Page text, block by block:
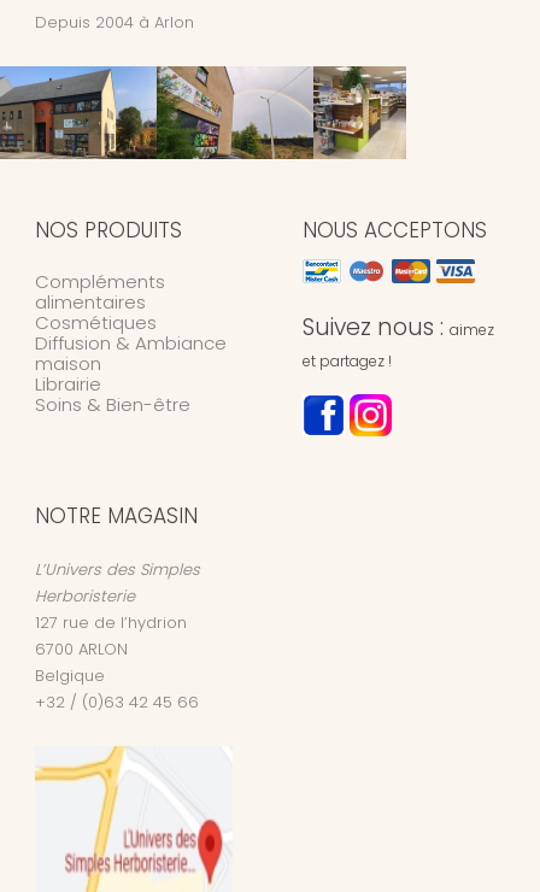
Depuis 2004 à Arlon
NOS PRODUITS
Compléments
alimentaires
Cosmétiques
Diffusion & Ambiance
maison
Librairie
Soins & Bien-être
NOUS ACCEPTONS
Suivez nous : aimez
et partagez !
NOTRE MAGASIN
L’Univers des Simples
Herboristerie
127 rue de l’hydrion
6700 ARLON
Belgique
+32 / (0)63 42 45 66